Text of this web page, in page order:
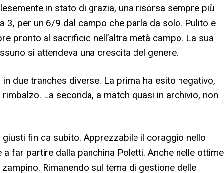
in stato di grazia, una risorsa sempre più
per un 6/9 dal campo che parla da solo. Pulito e
pronto al sacrificio nell’altra metà campo. La sua
si attendeva una crescita del genere.
due tranches diverse. La prima ha esito negativo,
La seconda, a match quasi in archivio, non
giusti fin da subito. Apprezzabile il coraggio nello
far partire dalla panchina Poletti. Anche nelle ottime
Rimanendo sul tema di gestione delle